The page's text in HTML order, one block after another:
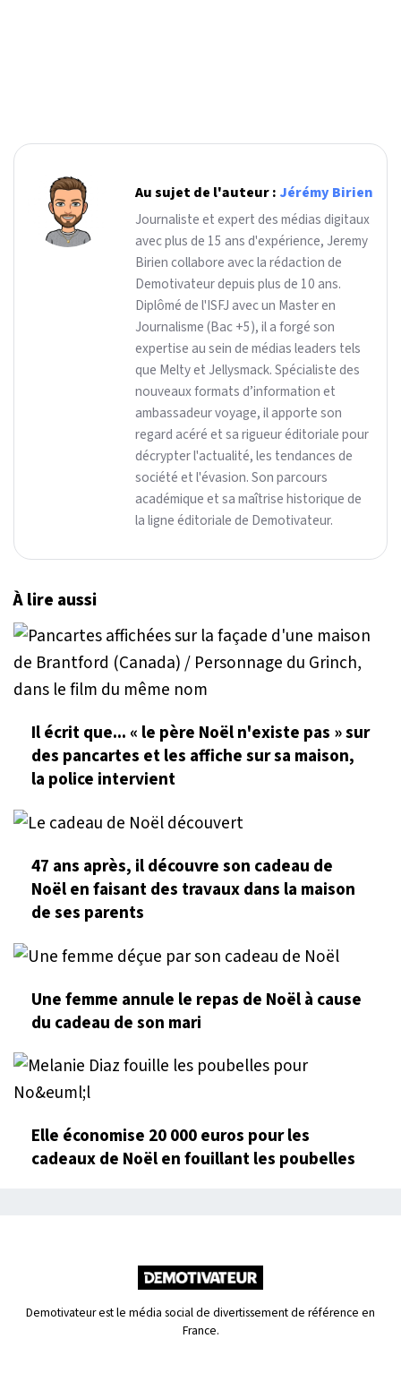
Au sujet de l'auteur : Jérémy Birien
Journaliste et expert des médias digitaux
avec plus de 15 ans d'expérience, Jeremy
Birien collabore avec la rédaction de
Demotivateur depuis plus de 10 ans.
Diplômé de l'ISFJ avec un Master en
Journalisme (Bac +5), il a forgé son
expertise au sein de médias leaders tels
que Melty et Jellysmack. Spécialiste des
nouveaux formats d’information et
ambassadeur voyage, il apporte son
regard acéré et sa rigueur éditoriale pour
décrypter l'actualité, les tendances de
société et l'évasion. Son parcours
académique et sa maîtrise historique de
la ligne éditoriale de Demotivateur.
À lire aussi
Il écrit que... « le père Noël n'existe pas » sur
des pancartes et les affiche sur sa maison,
la police intervient
47 ans après, il découvre son cadeau de
Noël en faisant des travaux dans la maison
de ses parents
Une femme annule le repas de Noël à cause
du cadeau de son mari
Elle économise 20 000 euros pour les
cadeaux de Noël en fouillant les poubelles
Demotivateur est le média social de divertissement de référence en
France.